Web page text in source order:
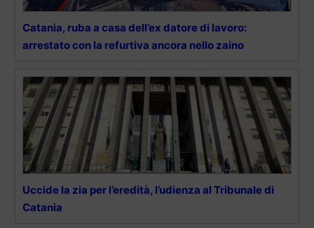
Catania, ruba a casa dell’ex datore di lavoro:
arrestato con la refurtiva ancora nello zaino
Uccide la zia per l’eredità, l’udienza al Tribunale di
Catania